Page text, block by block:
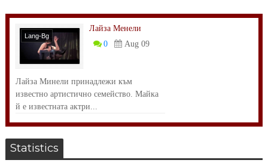
Lang-Bg
Личности
Лайза Менели
0
Aug 09
Лайза Минели принадлежи към
известно артистично семейство. Майка
й е известната актри...
Statistics